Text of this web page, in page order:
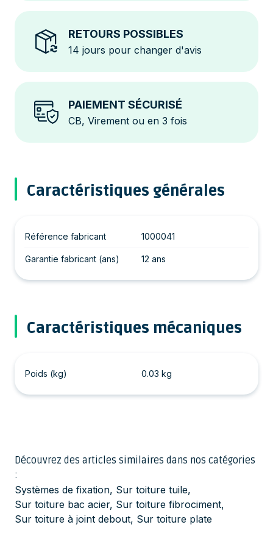
RETOURS POSSIBLES
14 jours pour changer d'avis
PAIEMENT SÉCURISÉ
CB, Virement ou en 3 fois
Caractéristiques générales
Référence fabricant 1000041
Garantie fabricant (ans) 12 ans
Caractéristiques mécaniques
Poids (kg) 0.03 kg
Découvrez des articles similaires dans nos catégories
:
Systèmes de fixation, Sur toiture tuile,
Sur toiture bac acier, Sur toiture fibrociment,
Sur toiture à joint debout, Sur toiture plate